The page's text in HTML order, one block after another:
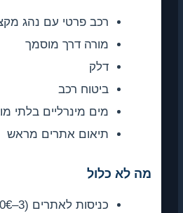
רכב פרטי עם נהג מקצועי
מורה דרך מוסמך
ביטוח רכב
מים מינרליים בלתי מוגבל
תיאום אתרים מראש
לא כלול
כניסות לאתרים (3–10€ לאתר)